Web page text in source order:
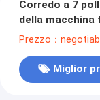
Corredo a 7
della
notturna 33ft
Prezzo：
Miglior